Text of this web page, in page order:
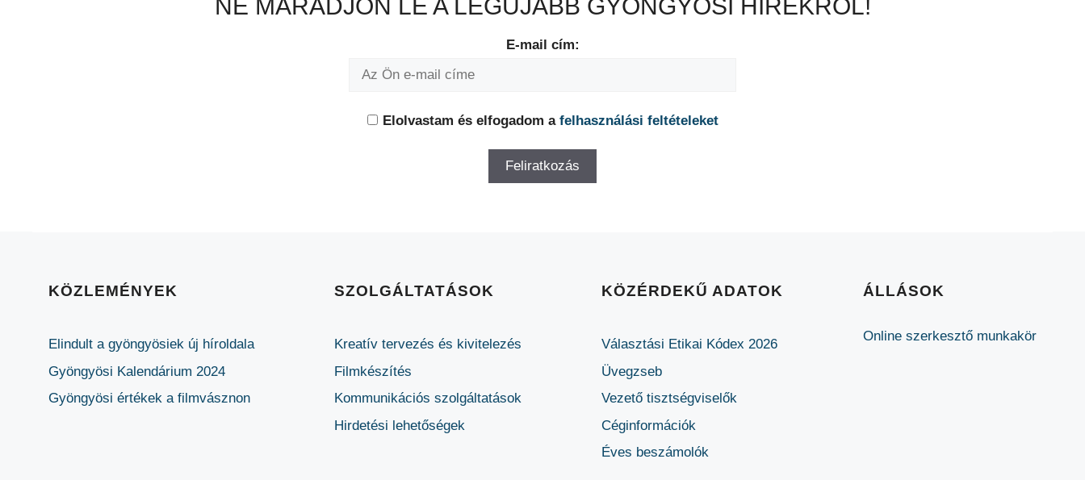
NE MARADJON LE A LEGÚJABB GYÖNGYÖSI HÍREKRŐL!
E-mail cím:
Elolvastam és elfogadom a felhasználási feltételeket
KÖZLEMÉNYEK
Elindult a gyöngyösiek új híroldala
Gyöngyösi Kalendárium 2024
Gyöngyösi értékek a filmvásznon
SZOLGÁLTATÁSOK
Kreatív tervezés és kivitelezés
Filmkészítés
Kommunikációs szolgáltatások
Hirdetési lehetőségek
KÖZÉRDEKŰ ADATOK
Választási Etikai Kódex 2026
Üvegzseb
Vezető tisztségviselők
Céginformációk
Éves beszámolók
ÁLLÁSOK
Online szerkesztő munkakör